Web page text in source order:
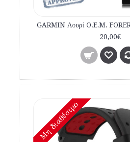
20,00€
Mη διαθέσιμο